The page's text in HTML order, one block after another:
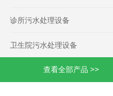
诊所污水处理设备
卫生院污水处理设备
查看全部产品 >>